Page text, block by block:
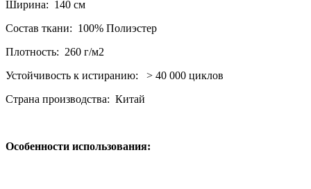
Ширина: 140 см
Состав ткани: 100% Полиэстер
Плотность: 260 г/м2
Устойчивость к истиранию: > 40 000 циклов
Страна производства: Китай
Особенности использования: